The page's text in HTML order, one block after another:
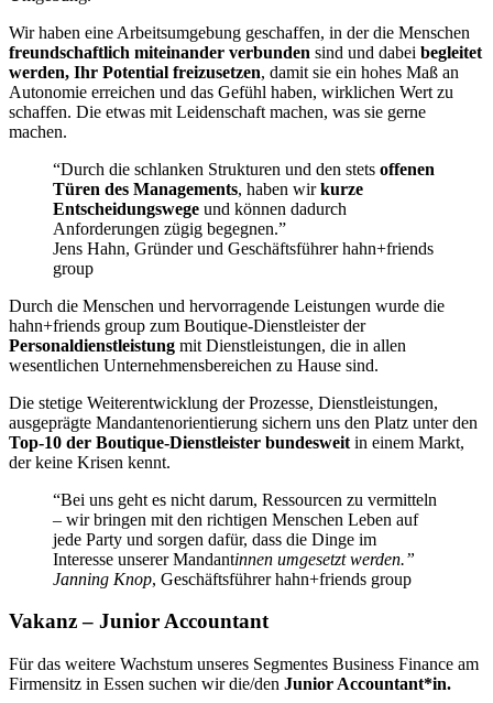
Wir haben eine Arbeitsumgebung geschaffen, in der die Menschen
freundschaftlich miteinander verbunden sind und dabei begleitet
werden, Ihr Potential freizusetzen, damit sie ein hohes Maß an
Autonomie erreichen und das Gefühl haben, wirklichen Wert zu
schaffen. Die etwas mit Leidenschaft machen, was sie gerne
machen.
“Durch die schlanken Strukturen und den stets offenen
Türen des Managements, haben wirkurze
Entscheidungswege und können dadurch
Anforderungen zügig begegnen.”
Jens Hahn, Gründer und Geschäftsführer hahn+friends
group
Durch die Menschen und hervorragende Leistungen wurde die
hahn+friends group zum Boutique-Dienstleister der
Personaldienstleistung mit Dienstleistungen, die in allen
wesentlichen Unternehmensbereichen zu Hause sind.
Die stetige Weiterentwicklung der Prozesse, Dienstleistungen,
ausgeprägte Mandantenorientierung sichern uns den Platz unter den
Top-10 der Boutique-Dienstleister bundesweit in einem Markt,
der keine Krisen kennt.
“Bei uns geht es nicht darum, Ressourcen zu vermitteln
– wir bringen mit den richtigen Menschen Leben auf
jede Party und sorgen dafür, dass die Dinge im
Interesse unserer Mandantinnen umgesetzt werden.”
Janning Knop, Geschäftsführer hahn+friends group
Vakanz – Junior Accountant
Für das weitere Wachstum unseres Segmentes Business Finance am
Firmensitz in Essen suchen wir die/den Junior Accountant*in.